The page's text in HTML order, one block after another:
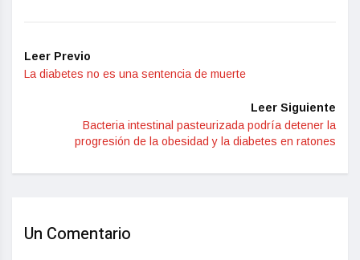
Leer Previo
La diabetes no es una sentencia de muerte
Leer Siguiente
Bacteria intestinal pasteurizada podría detener la
progresión de la obesidad y la diabetes en ratones
Un Comentario